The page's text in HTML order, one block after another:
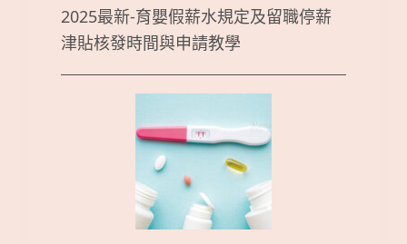
2025最新-育嬰假薪水規定及留職停薪
津貼核發時間與申請教學